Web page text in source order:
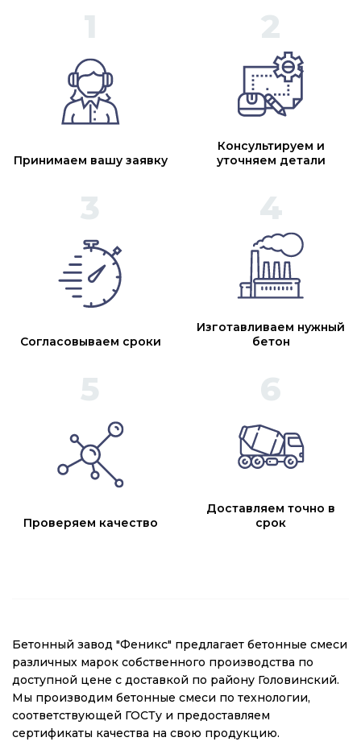
Принимаем вашу заявку
Консультируем и
уточняем детали
Согласовываем сроки
Изготавливаем нужный
бетон
Проверяем качество
Доставляем точно в
срок
Бетонный завод "Феникс" предлагает бетонные смеси
различных марок собственного производства по
доступной цене с доставкой по району Головинский.
Мы производим бетонные смеси по технологии,
соответствующей ГОСТу и предоставляем
сертификаты качества на свою продукцию.